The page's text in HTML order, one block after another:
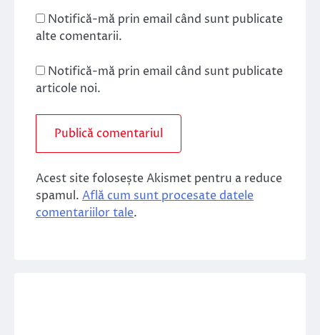
Notifică-mă prin email când sunt publicate
alte comentarii.
Notifică-mă prin email când sunt publicate
articole noi.
Acest site folosește Akismet pentru a reduce
spamul. Află cum sunt procesate datele
comentariilor tale.